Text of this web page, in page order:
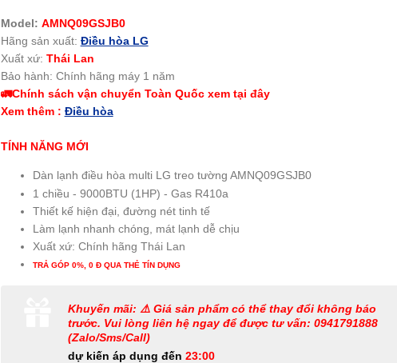
Model: AMNQ09GSJB0
Hãng sản xuất: Điều hòa LG
Xuất xứ: Thái Lan
Bảo hành: Chính hãng máy 1 năm
🚛Chính sách vận chuyển Toàn Quốc xem tại đây
Xem thêm : Điều hòa
TÍNH NĂNG MỚI
Dàn lạnh điều hòa multi LG treo tường AMNQ09GSJB0
1 chiều - 9000BTU (1HP) - Gas R410a
Thiết kế hiện đại, đường nét tinh tế
Làm lạnh nhanh chóng, mát lạnh dễ chịu
Xuất xứ: Chính hãng Thái Lan
TRẢ GÓP 0%, 0 Đ QUA THẺ TÍN DỤNG
Khuyến mãi: ⚠️ Giá sản phẩm có thể thay đổi không báo
trước. Vui lòng liên hệ ngay để được tư vấn: 0941791888
(Zalo/Sms/Call)
dự kiến áp dụng đến23:00